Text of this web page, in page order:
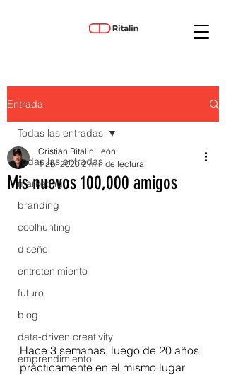
Entrada
Todas las entradas
marketing
branding
coolhunting
diseño
entretenimiento
futuro
blog
data-driven creativity
emprendimiento
Todas las entradas
Mis nuevos 100,000 amigos
Cristián Ritalin León
1 abr 2020 2 min de lectura
Hace 3 semanas, luego de 20 años
prácticamente en el mismo lugar